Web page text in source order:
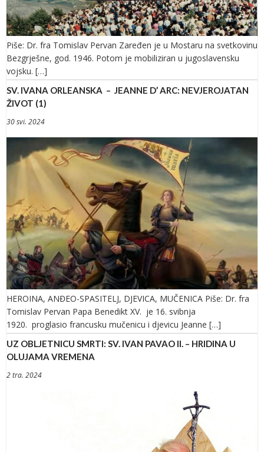
Piše: Dr. fra Tomislav Pervan Zaređen je u Mostaru na svetkovinu
Bezgrješne, god. 1946. Potom je mobiliziran u jugoslavensku
vojsku. […]
SV. IVANA ORLEANSKA – JEANNE D’ ARC: NEVJEROJATAN
ŽIVOT (1)
30 svi. 2024
HEROINA, ANĐEO-SPASITELJ, DJEVICA, MUČENICA Piše: Dr. fra
Tomislav Pervan Papa Benedikt XV. je 16. svibnja
1920. proglasio francusku mučenicu i djevicu Jeanne […]
UZ OBLJETNICU SMRTI: SV. IVAN PAVAO II. – HRIDINA U
OLUJAMA VREMENA
2 tra. 2024